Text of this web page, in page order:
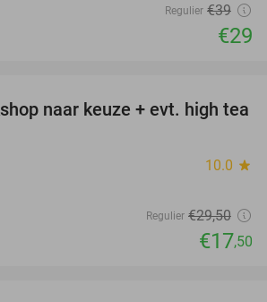
Regulier €39
€29
41%
naar keuze + evt. high tea
10.0 star
Regulier €29,50
€17,50